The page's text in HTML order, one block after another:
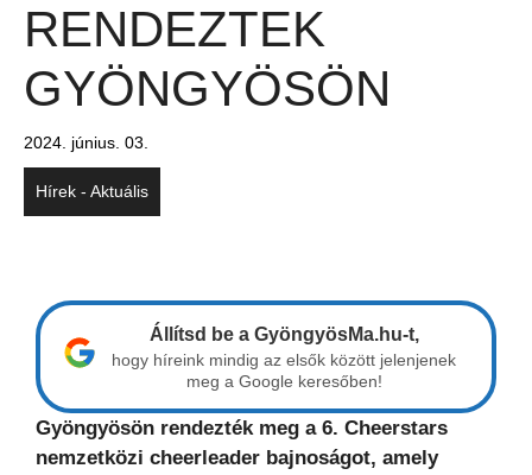
RENDEZTEK
GYÖNGYÖSÖN
2024. június. 03.
Hírek - Aktuális
Állítsd be a GyöngyösMa.hu-t,
hogy híreink mindig az elsők között jelenjenek
meg a Google keresőben!
Gyöngyösön rendezték meg a 6. Cheerstars
nemzetközi cheerleader bajnoságot, amely